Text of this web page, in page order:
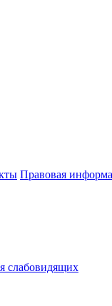
Правовая
слабовидящих